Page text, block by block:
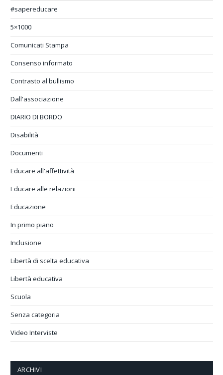
#sapereducare
5×1000
Comunicati Stampa
Consenso informato
Contrasto al bullismo
Dall'associazione
DIARIO DI BORDO
Disabilità
Documenti
Educare all'affettività
Educare alle relazioni
Educazione
In primo piano
Inclusione
Libertà di scelta educativa
Libertà educativa
Scuola
Senza categoria
Video Interviste
ARCHIVI